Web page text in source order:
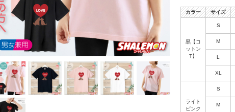
カラー サイズ
黒【コ
ットン
T】
S
M
L
XL
ライト
ピンク
S
M